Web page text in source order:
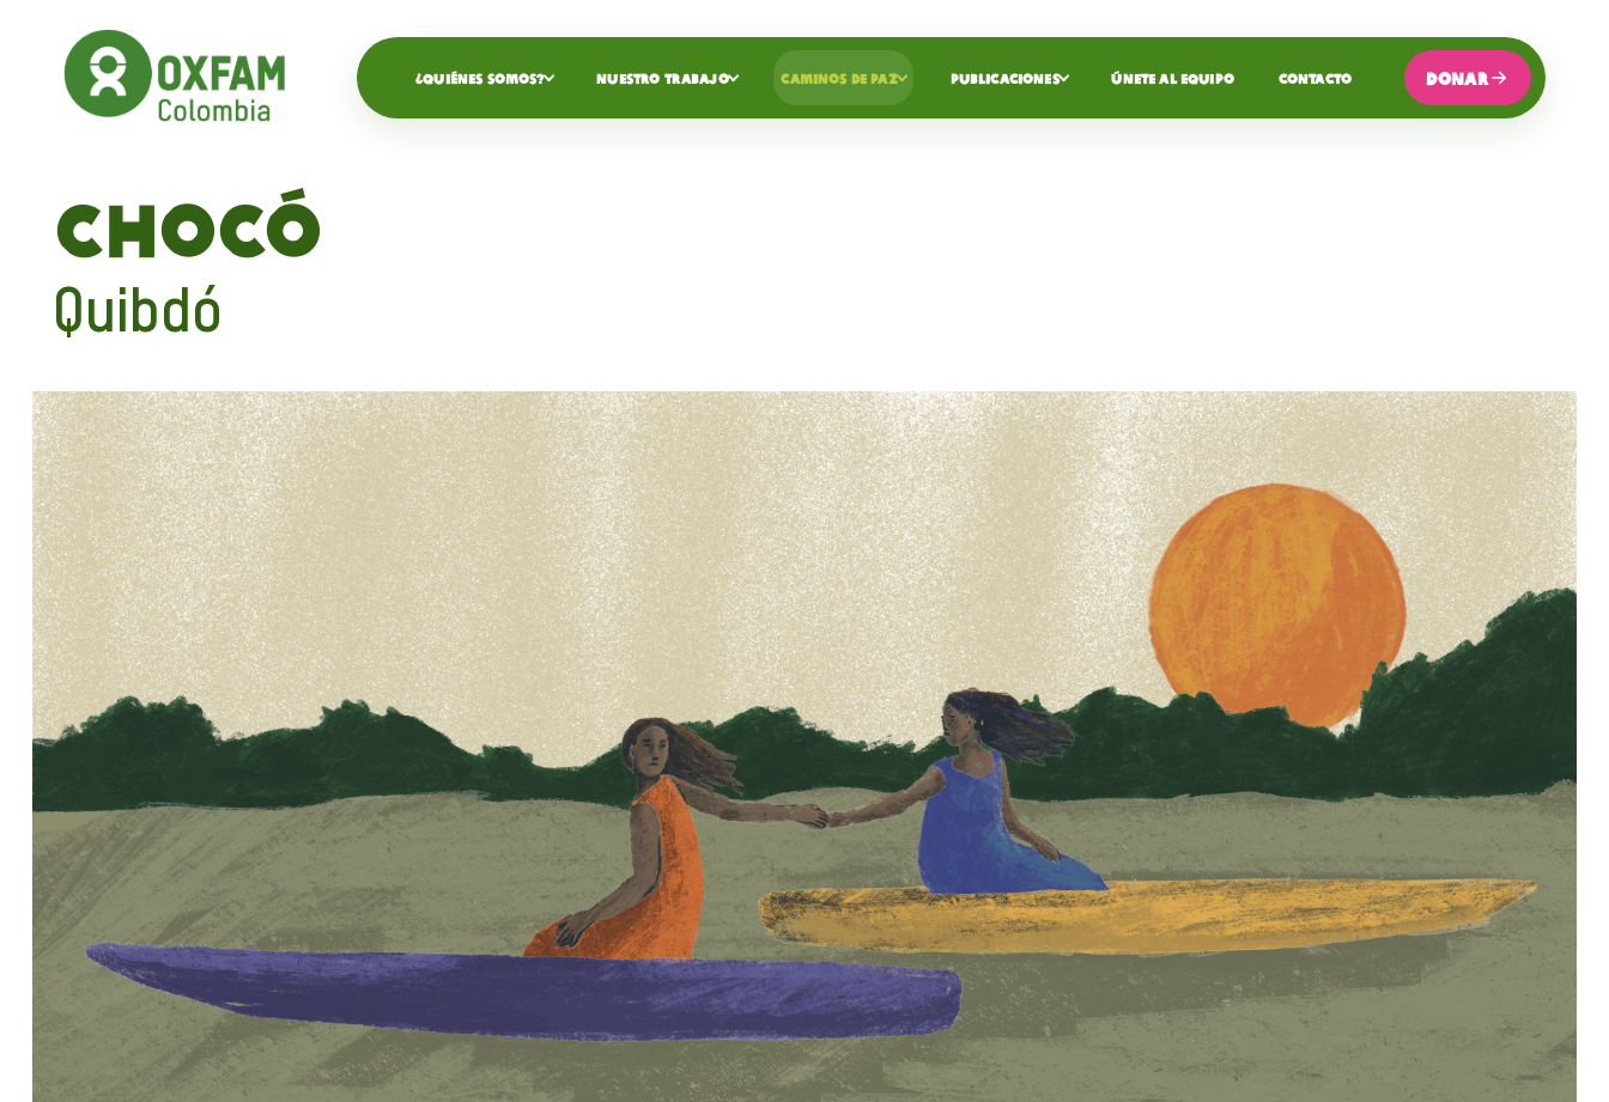
¿QUIÉNES SOMOS? NUESTRO TRABAJO CAMINOS DE PAZ PUBLICACIONES ÚNETE AL EQUIPO CONTACTO DONAR
Chocó
Quibdó